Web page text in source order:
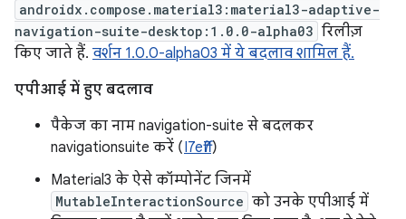
androidx.compose.material3:material3-adaptive-
navigation-suite-desktop:1.0.0-alpha03 रिलीज़
किए जाते हैं. वर्शन 1.0.0-alpha03 में ये बदलाव शामिल हैं.
एपीआई में हुए बदलाव
पैकेज का नाम navigation-suite से बदलकर
navigationsuite करें (I7eff7)
Material3 के ऐसे कॉम्पोनेंट जिनमें
MutableInteractionSource को उनके एपीआई में